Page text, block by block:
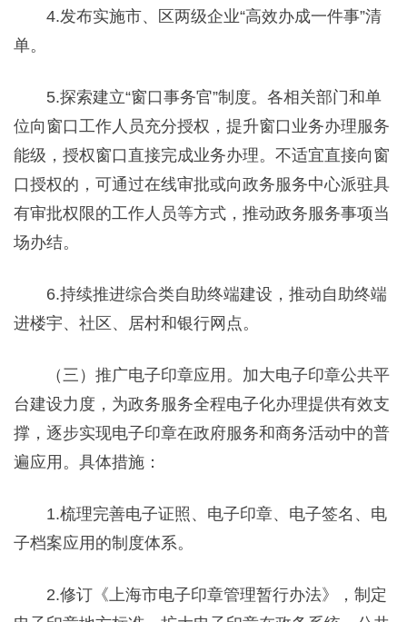
4.发布实施市、区两级企业“高效办成一件事”清
单。
5.探索建立“窗口事务官”制度。各相关部门和单
位向窗口工作人员充分授权，提升窗口业务办理服务
能级，授权窗口直接完成业务办理。不适宜直接向窗
口授权的，可通过在线审批或向政务服务中心派驻具
有审批权限的工作人员等方式，推动政务服务事项当
场办结。
6.持续推进综合类自助终端建设，推动自助终端
进楼宇、社区、居村和银行网点。
（三）推广电子印章应用。加大电子印章公共平
台建设力度，为政务服务全程电子化办理提供有效支
撑，逐步实现电子印章在政府服务和商务活动中的普
遍应用。具体措施：
1.梳理完善电子证照、电子印章、电子签名、电
子档案应用的制度体系。
2.修订《上海市电子印章管理暂行办法》，制定